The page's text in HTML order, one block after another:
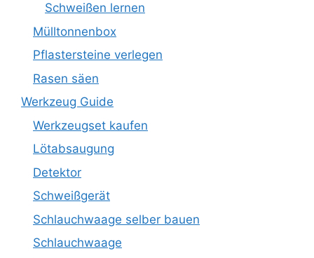
Schweißen lernen
Mülltonnenbox
Pflastersteine verlegen
Rasen säen
Werkzeug Guide
Werkzeugset kaufen
Lötabsaugung
Detektor
Schweißgerät
Schlauchwaage selber bauen
Schlauchwaage